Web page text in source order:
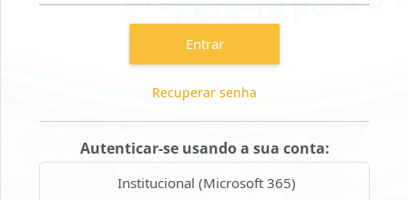
Entrar
Recuperar senha
Autenticar-se usando a sua conta:
Institucional (Microsoft 365)